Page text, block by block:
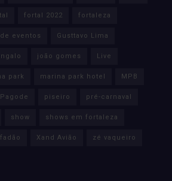
fortal 2022 fortaleza
eventos Gusttavo Lima
joão gomes Live
park marina park hotel MPB
Pagode piseiro pré-carnaval
show shows em fortaleza
Xand Avião zé vaqueiro